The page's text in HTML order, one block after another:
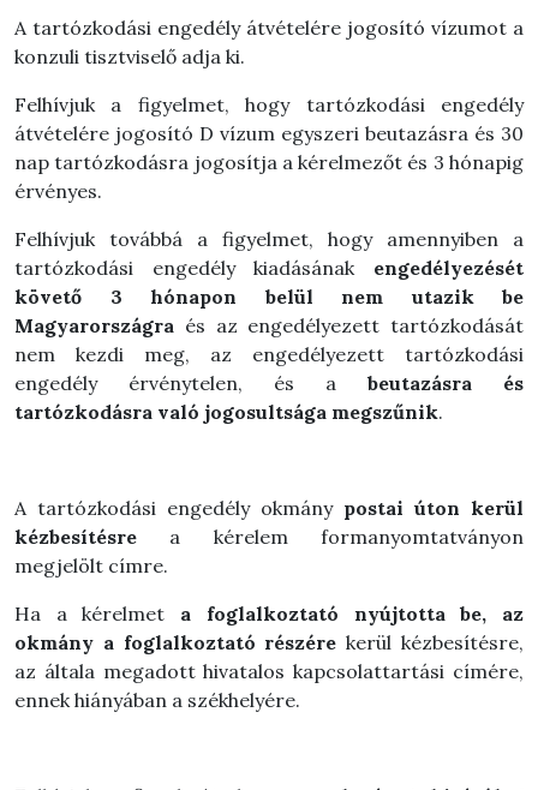
A tartózkodási engedély átvételére jogosító vízumot a
konzuli tisztviselő adja ki.
Felhívjuk a figyelmet, hogy tartózkodási engedély
átvételére jogosító D vízum egyszeri beutazásra és 30
nap tartózkodásra jogosítja a kérelmezőt és 3 hónapig
érvényes.
Felhívjuk továbbá a figyelmet, hogy amennyiben a
tartózkodási engedély kiadásának engedélyezését
követő 3 hónapon belül nem utazik be
Magyarországra és az engedélyezett tartózkodását
nem kezdi meg, az engedélyezett tartózkodási
engedély érvénytelen, és a beutazásra és
tartózkodásra való jogosultsága megszűnik.
A tartózkodási engedély okmány postai úton kerül
kézbesítésre a kérelem formanyomtatványon
megjelölt címre.
Ha a kérelmet a foglalkoztató nyújtotta be, az
okmány a foglalkoztató részére kerül kézbesítésre,
az általa megadott hivatalos kapcsolattartási címére,
ennek hiányában a székhelyére.